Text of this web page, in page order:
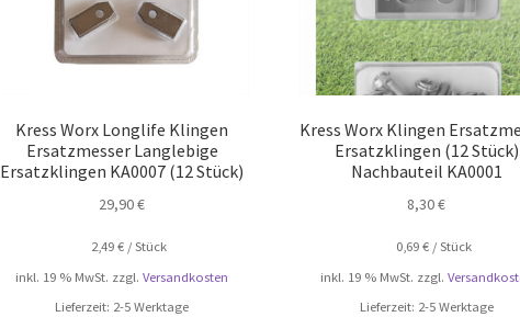
Kress Worx Longlife Klingen
Ersatzmesser Langlebige
Ersatzklingen KA0007 (12 Stück)
29,90€
2,49 €/ Stück
inkl. 19 % MwSt. zzgl.Versandkosten
Lieferzeit: 2-5 Werktage
Kress Worx Klingen
Ersatzklingen (12 Stück)
Nachbauteil KA0001
8,30€
0,69 €/ Stück
inkl. 19 % MwSt. zzgl.
Lieferzeit: 2-5 Werktage